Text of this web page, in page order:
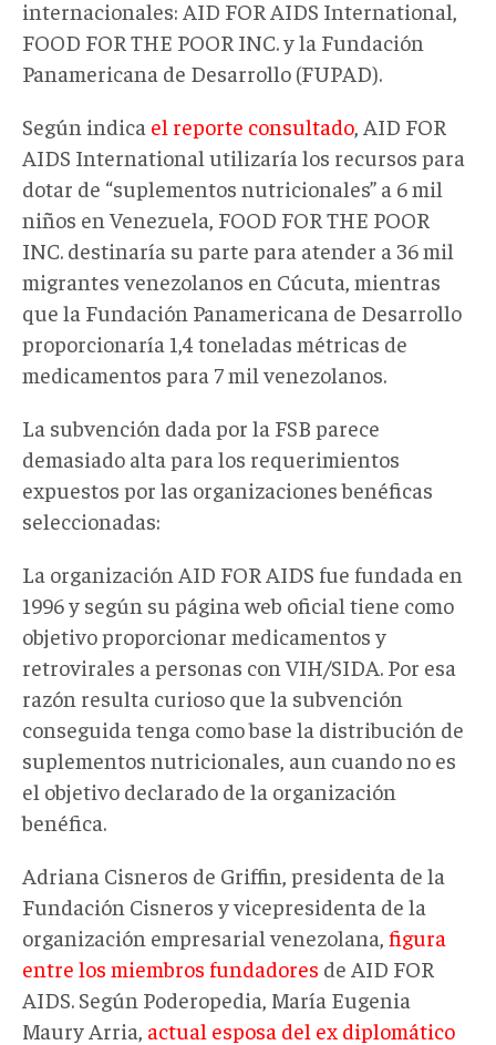
internacionales: AID FOR AIDS International,
FOOD FOR THE POOR INC. y la Fundación
Panamericana de Desarrollo (FUPAD).
Según indica el reporte consultado , AID FOR
AIDS International utilizaría los recursos para
dotar de “suplementos nutricionales” a 6 mil
niños en Venezuela, FOOD FOR THE POOR
INC. destinaría su parte para atender a 36 mil
migrantes venezolanos en Cúcuta, mientras
que la Fundación Panamericana de Desarrollo
proporcionaría 1,4 toneladas métricas de
medicamentos para 7 mil venezolanos.
La subvención dada por la FSB parece
demasiado alta para los requerimientos
expuestos por las organizaciones benéficas
seleccionadas:
La organización AID FOR AIDS fue fundada en
1996 y según su página web oficial tiene como
objetivo proporcionar medicamentos y
retrovirales a personas con VIH/SIDA. Por esa
razón resulta curioso que la subvención
conseguida tenga como base la distribución de
suplementos nutricionales, aun cuando no es
el objetivo declarado de la organización
benéfica.
Adriana Cisneros de Griffin, presidenta de la
Fundación Cisneros y vicepresidenta de la
organización empresarial venezolana, figura
entre los miembros fundadores de AID FOR
AIDS. Según Poderopedia, María Eugenia
Maury Arria, actual esposa del ex diplomático